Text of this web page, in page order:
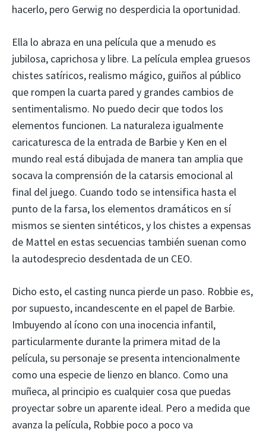
hacerlo, pero Gerwig no desperdicia la oportunidad.
Ella lo abraza en una película que a menudo es
jubilosa, caprichosa y libre. La película emplea gruesos
chistes satíricos, realismo mágico, guiños al público
que rompen la cuarta pared y grandes cambios de
sentimentalismo. No puedo decir que todos los
elementos funcionen. La naturaleza igualmente
caricaturesca de la entrada de Barbie y Ken en el
mundo real está dibujada de manera tan amplia que
socava la comprensión de la catarsis emocional al
final del juego. Cuando todo se intensifica hasta el
punto de la farsa, los elementos dramáticos en sí
mismos se sienten sintéticos, y los chistes a expensas
de Mattel en estas secuencias también suenan como
la autodesprecio desdentada de un CEO.
Dicho esto, el casting nunca pierde un paso. Robbie es,
por supuesto, incandescente en el papel de Barbie.
Imbuyendo al ícono con una inocencia infantil,
particularmente durante la primera mitad de la
película, su personaje se presenta intencionalmente
como una especie de lienzo en blanco. Como una
muñeca, al principio es cualquier cosa que puedas
proyectar sobre un aparente ideal. Pero a medida que
avanza la película, Robbie poco a poco va